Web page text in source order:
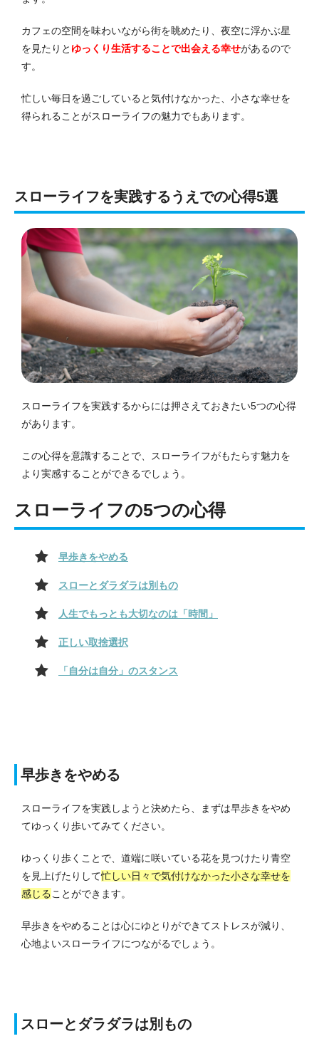
カフェの空間を味わいながら街を眺めたり、夜空に浮かぶ星
を見たりと ゆっくり生活することで出会える幸せがあるので
す。
忙しい毎日を過ごしていると気付けなかった、小さな幸せを
得られることがスローライフの魅力でもあります。
スローライフを実践するうえでの心得5選
スローライフを実践するからには押さえておきたい5つの心得
があります。
この心得を意識することで、スローライフがもたらす魅力を
より実感することができるでしょう。
スローライフの5つの心得
早歩きをやめる
スローとダラダラは別もの
人生でもっとも大切なのは「時間」
正しい取捨選択
「自分は自分」のスタンス
早歩きをやめる
スローライフを実践しようと決めたら、まずは早歩きをやめ
てゆっくり歩いてみてください。
ゆっくり歩くことで、道端に咲いている花を見つけたり青空
を見上げたりして忙しい日々で気付けなかった小さな幸せを
感じることができます。
早歩きをやめることは心にゆとりができてストレスが減り、
心地よいスローライフにつながるでしょう。
スローとダラダラは別もの